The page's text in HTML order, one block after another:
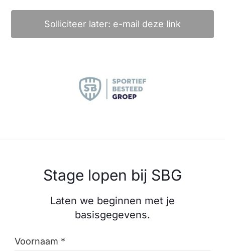
Solliciteer later: e-mail deze link
Stage lopen bij SBG
Laten we beginnen met je
basisgegevens.
Voornaam *